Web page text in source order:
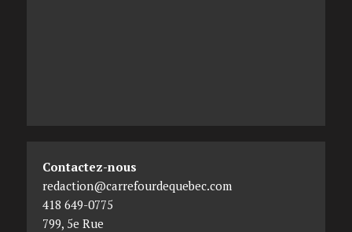
Contactez-nous
redaction@carrefourdequebec.com
418 649-0775
799, 5e Rue